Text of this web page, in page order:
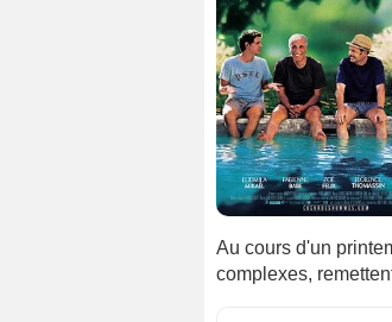
Au cours d'un
complexes,